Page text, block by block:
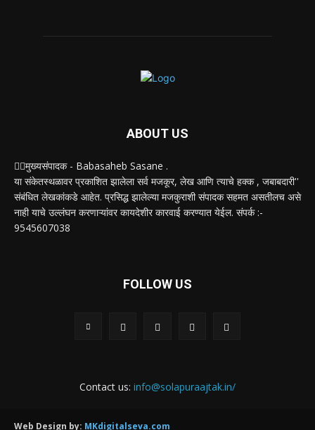
ABOUT US
✍🏻मुख्यसंपादक - Babasaheb Sasane .
या संकेतस्थळावर प्रकाशित झालेला सर्व मजकूर, लेख आणि त्याचे हक्क , जबाबदारी''
संबंधित लेखकांकडे आहेत. प्रसिद्ध झालेल्या मजकुराशी संपादक सहमत असतीलच असे
नाही याचे उल्लंघन करणाऱ्यांवर कायदेशीर कारवाई करण्यात येईल. संपर्क :-
9545607038
FOLLOW US
Contact us: info@solapuraajtak.in/
Web Design by: MKdigitalseva.com